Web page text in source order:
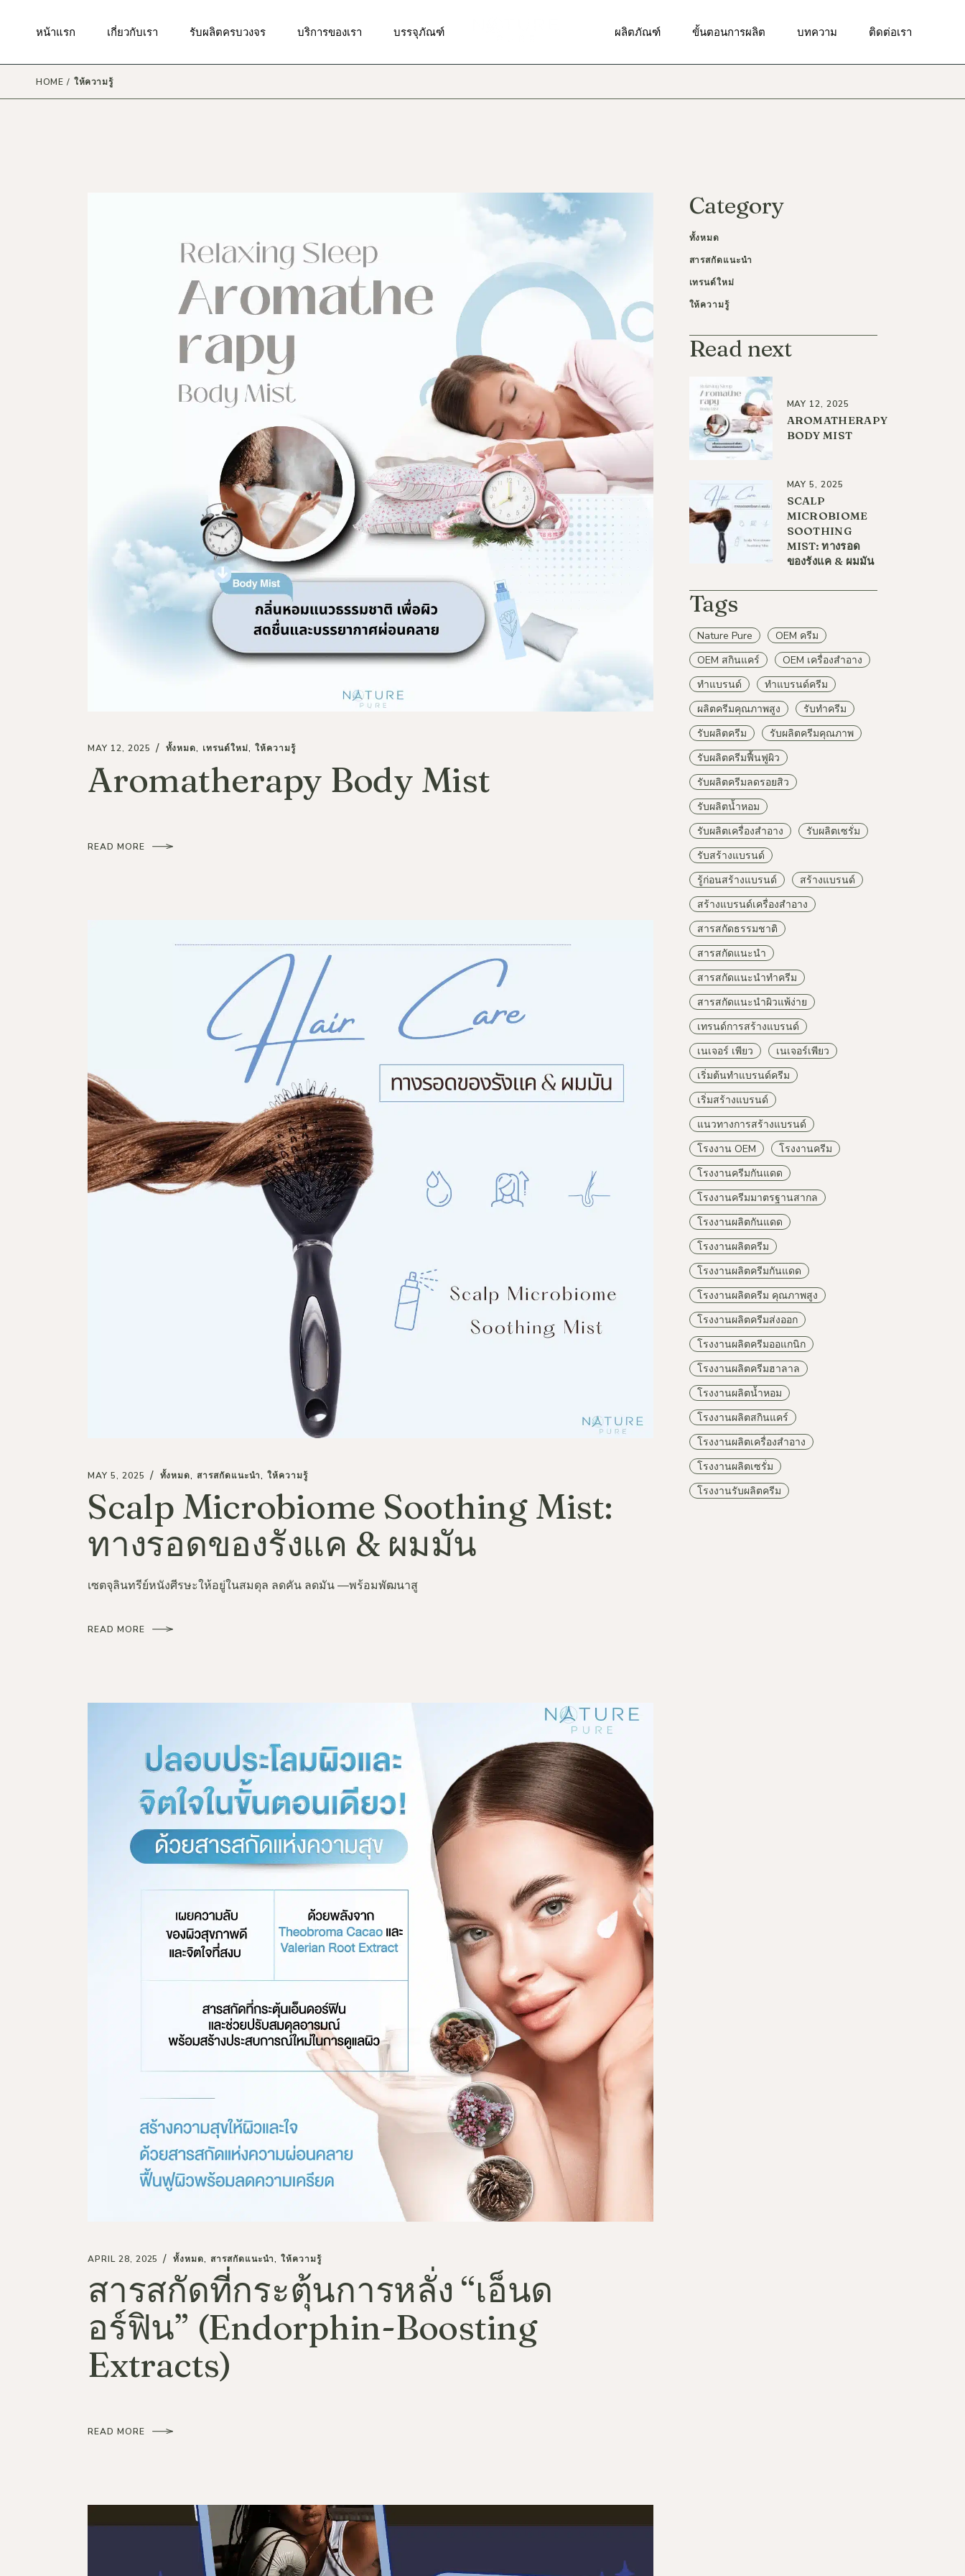
contentหน้าแรก เกี่ยวกับเรา
มาตรฐานของเรา
รับผลิตครบวงจร
น้ำหอม
เครื่องสำอาง
ผลิตภัณฑ์ดูแลในช่องปาก
ผลิตภัณฑ์ดูแลจุดซ่อนเร้น
ผลิตภัณฑ์ดูแลผิวสำหรับผู้ชาย
บริการของเรา บรรจุภัณฑ์ ผลิตภัณฑ์
ผลิตภัณฑ์เพื่อการดูแลผิวรอบ
ดวงตา
ผลิตภัณฑ์บำรุงผิวกาย
ขั้นตอนการผลิต บทความ ติดต่อเรา
มาตรฐานของเรา กันแดด
ริมฝีปาก
ผลิตภัณฑ์ดูแลในช่องปาก
ผลิตภัณฑ์ดูแลจุดซ่อนเร้น
ผลิตภัณฑ์ดูแลผิวสำหรับผู้ชาย
บริการวิจัยและพัฒนาสูตร
สินค้า, โลโก้
รับผลิตบรรจุภัณฑ์แบบพิเศษ ผลิตภัณฑ์ทำความสะอาดผิวหน้า
ผลิตภัณฑ์เพื่อผิวชุ่มชื้น
ผลิตภัณฑ์ผลัดเซลล์ผิว
ผลิตภัณฑ์บำรุงผิวกาย
HOME ให้ความรู้
MAY 12, 2025 ทั้งหมด เทรนด์ใหม่ ให้ความรู้
Aromatherapy Body Mist
READ MORE
MAY 5, 2025 ทั้งหมด สารสกัดแนะนำ ให้ความรู้
Scalp Microbiome Soothing Mist:
ทางรอดของรังแค & ผมมัน
เซตจุลินทรีย์หนังศีรษะให้อยู่ในสมดุล ลดคัน ลดมัน —พร้อมพัฒนาสู
READ MORE
APRIL 28, 2025 ทั้งหมด สารสกัดแนะนำ ให้ความรู้
สารสกัดที่กระตุ้นการหลั่ง “เอ็นด
อร์ฟิน” (Endorphin-Boosting
Extracts)
READ MORE
Category
ทั้งหมด
สารสกัดแนะนำ
เทรนด์ใหม่
ให้ความรู้
Read next
MAY 12, 2025
AROMATHERAPY
BODY MIST
MAY 5, 2025
SCALP
MICROBIOME
SOOTHING
MIST: ทางรอด
ของรังแค & ผมมัน
Tags
Nature Pure
OEM ครีม
OEM สกินแคร์
OEM เครื่องสำอาง
ทำแบรนด์
ทำแบรนด์ครีม
ผลิตครีมคุณภาพสูง
รับทำครีม
รับผลิตครีม
รับผลิตครีมคุณภาพ
รับผลิตครีมฟื้นฟูผิว
รับผลิตครีมลดรอยสิว
รับผลิตน้ำหอม
รับผลิตเครื่องสำอาง
รับผลิตเซรั่ม
รับสร้างแบรนด์
รู้ก่อนสร้างแบรนด์
สร้างแบรนด์
สร้างแบรนด์เครื่องสำอาง
สารสกัดธรรมชาติ
สารสกัดแนะนำ
สารสกัดแนะนำทำครีม
สารสกัดแนะนำผิวแพ้ง่าย
เทรนด์การสร้างแบรนด์
เนเจอร์ เพียว
เนเจอร์เพียว
เริ่มต้นทำแบรนด์ครีม
เริ่มสร้างแบรนด์
แนวทางการสร้างแบรนด์
โรงงาน OEM
โรงงานครีม
โรงงานครีมกันแดด
โรงงานครีมมาตรฐานสากล
โรงงานผลิตกันแดด
โรงงานผลิตครีม
โรงงานผลิตครีมกันแดด
โรงงานผลิตครีม คุณภาพสูง
โรงงานผลิตครีมส่งออก
โรงงานผลิตครีมออแกนิก
โรงงานผลิตครีมฮาลาล
โรงงานผลิตน้ำหอม
โรงงานผลิตสกินแคร์
โรงงานผลิตเครื่องสำอาง
โรงงานผลิตเซรั่ม
โรงงานรับผลิตครีม